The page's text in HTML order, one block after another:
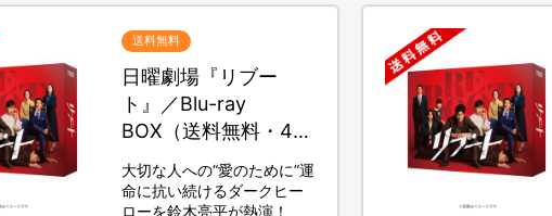
送料無料
日曜劇場『リブー
ト』／Blu-ray
BOX（送料無料・4枚
組）
大切な人への“愛のために”運
命に抗い続けるダークヒー
ローを鈴木亮平が熱演！